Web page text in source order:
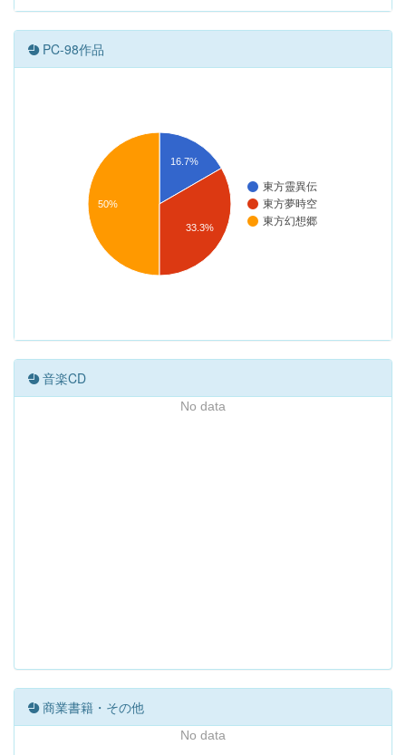
PC-98作品
東方靈異伝
東方夢時空
東方幻想郷
16.7%
50%
33.3%
音楽CD
No data
商業書籍・その他
No data